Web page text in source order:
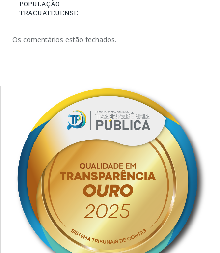
POPULAÇÃO
TRACUATEUENSE
Os comentários estão fechados.